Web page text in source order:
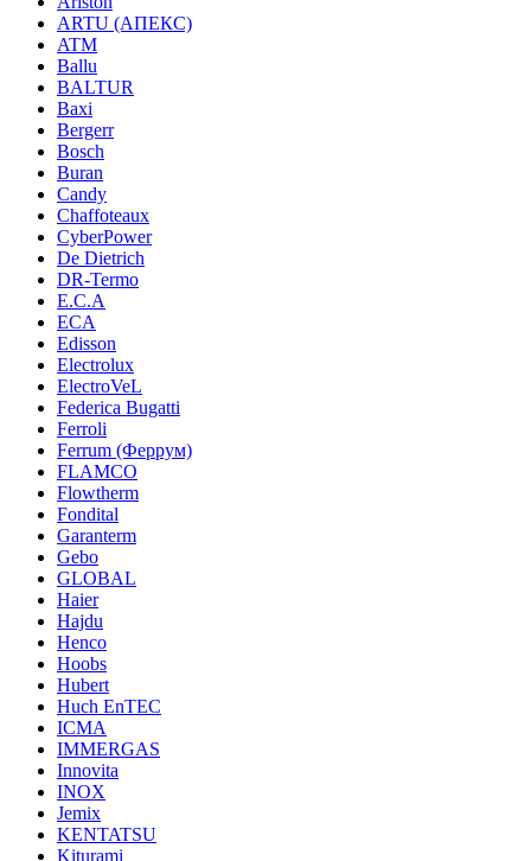
ARTU (АПЕКС)
ATM
Ballu
BALTUR
Baxi
Bergerr
Bosch
Buran
Candy
Chaffoteaux
CyberPower
De Dietrich
DR-Termo
E.C.A
ECA
Edisson
Electrolux
ElectroVeL
Federica Bugatti
Ferroli
Ferrum (Феррум)
FLAMCO
Flowtherm
Fondital
Garanterm
Gebo
GLOBAL
Haier
Hajdu
Henco
Hoobs
Hubert
Huch EnTEC
ICMA
IMMERGAS
Innovita
INOX
Jemix
KENTATSU
Kiturami